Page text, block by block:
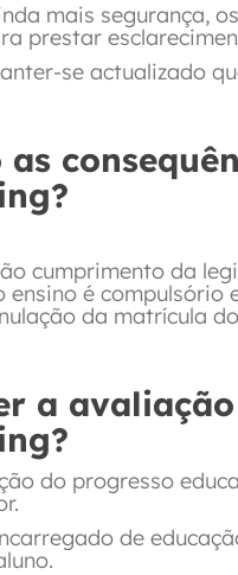
mais segurança,
prestar
se actualizado
as
cumprimento da
ensino é
da matrícula
a
do progresso
de